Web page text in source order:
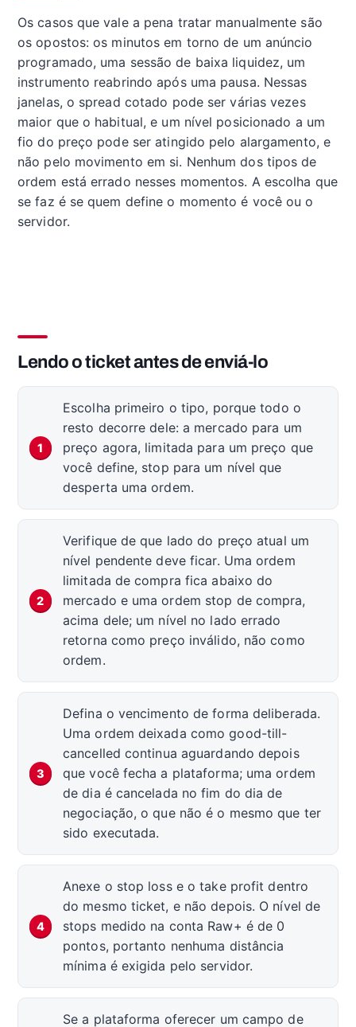
Os casos que vale a pena tratar manualmente são
os opostos: os minutos em torno de um anúncio
programado, uma sessão de baixa liquidez, um
instrumento reabrindo após uma pausa. Nessas
janelas, o spread cotado pode ser várias vezes
maior que o habitual, e um nível posicionado a um
fio do preço pode ser atingido pelo alargamento, e
não pelo movimento em si. Nenhum dos tipos de
ordem está errado nesses momentos. A escolha que
se faz é se quem define o momento é você ou o
servidor.
Lendo o ticket antes de enviá-lo
Escolha primeiro o tipo, porque todo o
resto decorre dele: a mercado para um
preço agora, limitada para um preço que
você define, stop para um nível que
desperta uma ordem.
Verifique de que lado do preço atual um
nível pendente deve ficar. Uma ordem
limitada de compra fica abaixo do
mercado e uma ordem stop de compra,
acima dele; um nível no lado errado
retorna como preço inválido, não como
ordem.
Defina o vencimento de forma deliberada.
Uma ordem deixada como good-till-
cancelled continua aguardando depois
que você fecha a plataforma; uma ordem
de dia é cancelada no fim do dia de
negociação, o que não é o mesmo que ter
sido executada.
Anexe o stop loss e o take profit dentro
do mesmo ticket, e não depois. O nível de
stops medido na conta Raw+ é de 0
pontos, portanto nenhuma distância
mínima é exigida pelo servidor.
Se a plataforma oferecer um campo de